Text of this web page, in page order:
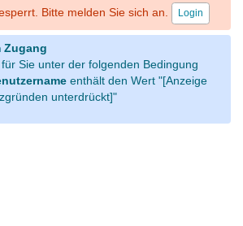
Bitte melden Sie sich an. Login
Zugang
Sie unter der folgenden Bedingung
enthält den Wert "[Anzeige
unterdrückt]"